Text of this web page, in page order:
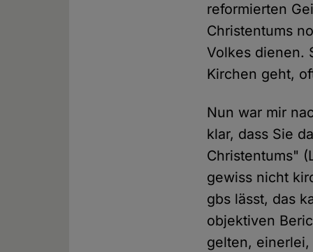
reformierten
Christentums
Volkes dienen.
Kirchen geht,
Nun war mir
klar, dass Sie
Christentums"
gewiss nicht
gbs lässt, das
objektiven
gelten,